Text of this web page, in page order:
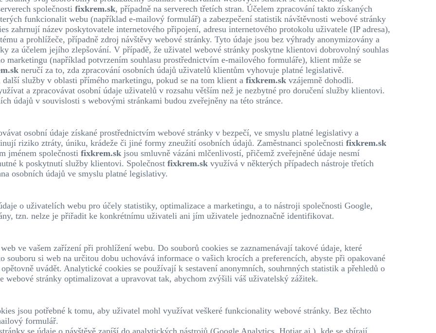
společnosti fixkrem.sk, případně na serverech třetích stran. Účelem zpracování takto získaných
funkcionalit webu (například e-mailový formulář) a zabezpečení statistik návštěvnosti webové stránky
zahrnují název poskytovatele internetového připojení, adresu internetového protokolu uživatele (IP adresa),
a prohlížeče, případně zdroj návštěvy webové stránky. Tyto údaje jsou bez výhrady anonymizovány a
za účelem jejího zlepšování. V případě, že uživatel webové stránky poskytne klientovi dobrovolný souhlas
marketingu (například potvrzením souhlasu prostřednictvím e-mailového formuláře), klient může se
neručí za to, zda zpracování osobních údajů uživatelů klientům vyhovuje platné legislativě.
služby v oblasti přímého marketingu, pokud se na tom klient a fixkrem.sk vzájemně dohodli.
a zpracovávat osobní údaje uživatelů v rozsahu větším než je nezbytné pro doručení služby klientovi.
údajů v souvislosti s webovými stránkami budou zveřejněny na této stránce.
osobní údaje získané prostřednictvím webové stránky v bezpečí, ve smyslu platné legislativy a
riziko ztráty, úniku, krádeže či jiné formy zneužití osobních údajů. Zaměstnanci společnosti fixkrem.sk
jménem společnosti fixkrem.sk jsou smluvně vázáni mlčenlivostí, přičemž zveřejněné údaje nesmí
k poskytnutí služby klientovi. Společnost fixkrem.sk využívá v některých případech nástroje třetích
osobních údajů ve smyslu platné legislativy.
o uživatelích webu pro účely statistiky, optimalizace a marketingu, a to nástroji společnosti Google,
tzn. nelze je přiřadit ke konkrétnímu uživateli ani jím uživatele jednoznačně identifikovat.
ve vašem zařízení při prohlížení webu. Do souborů cookies se zaznamenávají takové údaje, které
si web na určitou dobu uchovává informace o vašich krocích a preferencích, abyste při opakované
uvádět. Analytické cookies se používají k sestavení anonymních, souhrnných statistik a přehledů o
webové stránky optimalizovat a upravovat tak, abychom zvýšili váš uživatelský zážitek.
jsou potřebné k tomu, aby uživatel mohl využívat veškeré funkcionality webové stránky. Bez těchto
formulář.